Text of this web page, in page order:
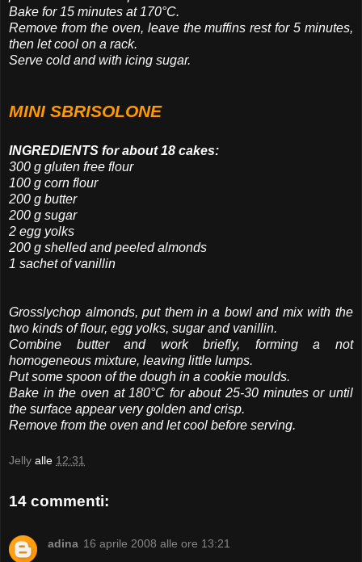
Bake for 15 minutes at 170°C.
Remove from the oven, leave the muffins rest for 5 minutes,
then let cool on a rack.
Serve cold and with icing sugar.
MINI SBRISOLONE
INGREDIENTS for about 18 cakes:
300 g gluten free flour
100 g corn flour
200 g butter
200 g sugar
2 egg yolks
200 g shelled and peeled almonds
1 sachet of vanillin
Grosslychop almonds, put them in a bowl and mix with the
two kinds of flour, egg yolks, sugar and vanillin.
Combine butter and work briefly, forming a not
homogeneous mixture, leaving little lumps.
Put some spoon of the dough in a cookie moulds.
Bake in the oven at 180°C for about 25-30 minutes or until
the surface appear very golden and crisp.
Remove from the oven and let cool before serving.
Jelly alle 12:31
14 commenti:
adina 16 aprile 2008 alle ore 13:21